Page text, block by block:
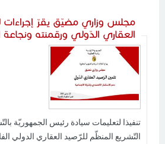
مجلس وزاري مضيّق يقرّ إجراءات
العقاري الدّولي ورقمنته
تنفيذا لتعليمات سيادة رئيس الجمهوريّة
التّشريع المنظّم للرّصيد العقاري الدولي